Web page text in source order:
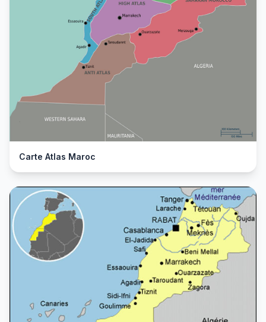
Carte Atlas Maroc